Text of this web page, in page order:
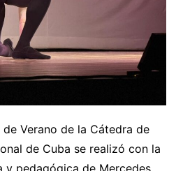
Verano de la Cátedra de
de Cuba se realizó con la
pedagógica de Mercedes